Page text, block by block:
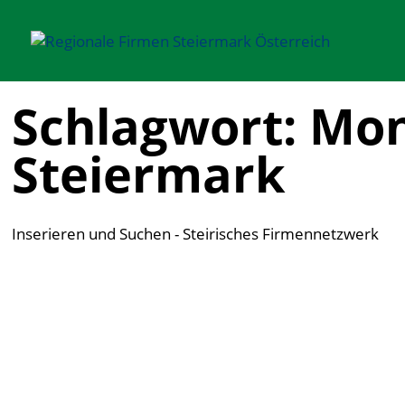
Schlagwort:
Steiermark
Inserieren und Suchen - Steirisches Firmennetzwerk